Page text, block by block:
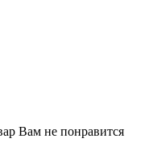
Вам не понравится